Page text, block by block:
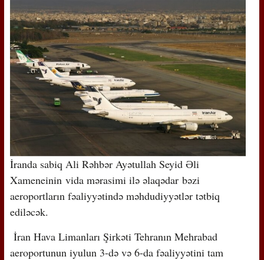
İranda sabiq Ali Rəhbər Ayətullah Seyid Əli
Xameneinin vida mərasimi ilə əlaqədar bəzi
aeroportların fəaliyyətində məhdudiyyətlər tətbiq
ediləcək.
İran Hava Limanları Şirkəti Tehranın Mehrabad
aeroportunun iyulun 3-də və 6-da fəaliyyətini tam